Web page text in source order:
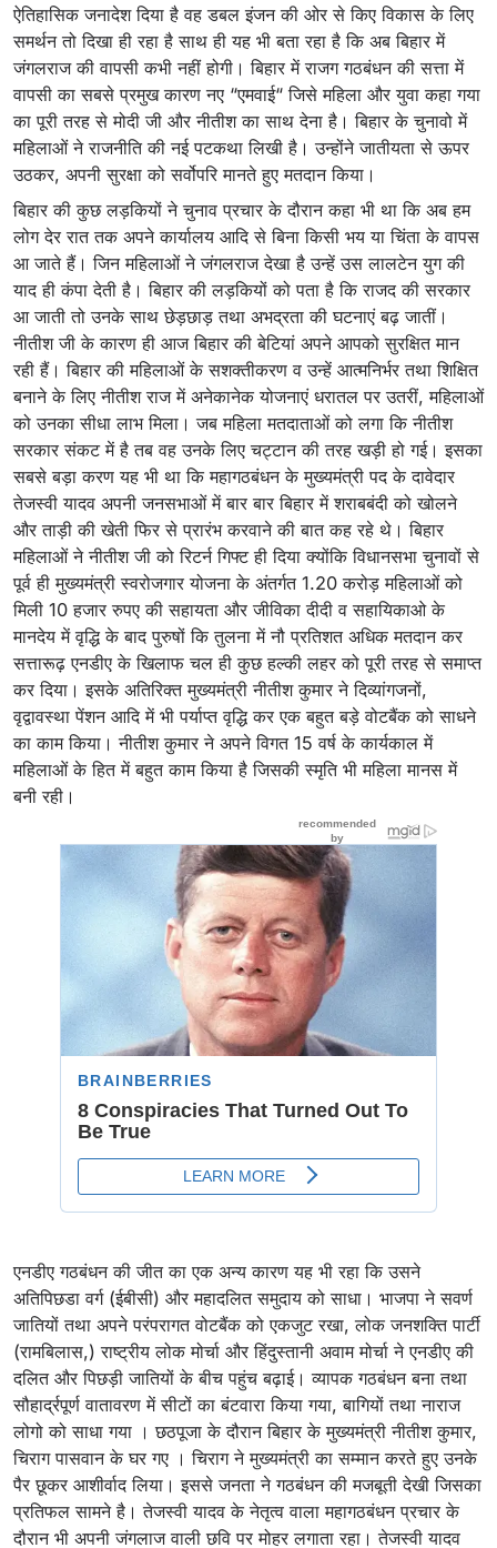
ऐतिहासिक जनादेश दिया है वह डबल इंजन की ओर से किए विकास के लिए
समर्थन तो दिखा ही रहा है साथ ही यह भी बता रहा है कि अब बिहार में
जंगलराज की वापसी कभी नहीं होगी। बिहार में राजग गठबंधन की सत्ता में
वापसी का सबसे प्रमुख कारण नए “एमवाई“ जिसे महिला और युवा कहा गया
का पूरी तरह से मोदी जी और नीतीश का साथ देना है। बिहार के चुनावो में
महिलाओं ने राजनीति की नई पटकथा लिखी है। उन्होंने जातीयता से ऊपर
उठकर, अपनी सुरक्षा को सर्वोपरि मानते हुए मतदान किया।
बिहार की कुछ लड़कियों ने चुनाव प्रचार के दौरान कहा भी था कि अब हम
लोग देर रात तक अपने कार्यालय आदि से बिना किसी भय या चिंता के वापस
आ जाते हैं। जिन महिलाओं ने जंगलराज देखा है उन्हें उस लालटेन युग की
याद ही कंपा देती है। बिहार की लड़कियों को पता है कि राजद की सरकार
आ जाती तो उनके साथ छेड़छाड़ तथा अभद्रता की घटनाएं बढ़ जातीं।
नीतीश जी के कारण ही आज बिहार की बेटियां अपने आपको सुरक्षित मान
रही हैं। बिहार की महिलाओं के सशक्तीकरण व उन्हें आत्मनिर्भर तथा शिक्षित
बनाने के लिए नीतीश राज में अनेकानेक योजनाएं धरातल पर उतरीं, महिलाओं
को उनका सीधा लाभ मिला। जब महिला मतदाताओं को लगा कि नीतीश
सरकार संकट में है तब वह उनके लिए चट्टान की तरह खड़ी हो गई। इसका
सबसे बड़ा करण यह भी था कि महागठबंधन के मुख्यमंत्री पद के दावेदार
तेजस्वी यादव अपनी जनसभाओं में बार बार बिहार में शराबबंदी को खोलने
और ताड़ी की खेती फिर से प्रारंभ करवाने की बात कह रहे थे। बिहार
महिलाओं ने नीतीश जी को रिटर्न गिफ्ट ही दिया क्योंकि विधानसभा चुनावों से
पूर्व ही मुख्यमंत्री स्वरोजगार योजना के अंतर्गत 1.20 करोड़ महिलाओं को
मिली 10 हजार रुपए की सहायता और जीविका दीदी व सहायिकाओ के
मानदेय में वृद्धि के बाद पुरुषों कि तुलना में नौ प्रतिशत अधिक मतदान कर
सत्तारूढ़ एनडीए के खिलाफ चल ही कुछ हल्की लहर को पूरी तरह से समाप्त
कर दिया। इसके अतिरिक्त मुख्यमंत्री नीतीश कुमार ने दिव्यांगजनों,
वृद्वावस्था पेंशन आदि में भी पर्याप्त वृद्धि कर एक बहुत बड़े वोटबैंक को साधने
का काम किया। नीतीश कुमार ने अपने विगत 15 वर्ष के कार्यकाल में
महिलाओं के हित में बहुत काम किया है जिसकी स्मृति भी महिला मानस में
बनी रही।
एनडीए गठबंधन की जीत का एक अन्य कारण यह भी रहा कि उसने
अतिपिछडा वर्ग (ईबीसी) और महादलित समुदाय को साधा। भाजपा ने सवर्ण
जातियों तथा अपने परंपरागत वोटबैंक को एकजुट रखा, लोक जनशक्ति पार्टी
(रामबिलास,) राष्ट्रीय लोक मोर्चा और हिंदुस्तानी अवाम मोर्चा ने एनडीए की
दलित और पिछड़ी जातियों के बीच पहुंच बढ़ाई। व्यापक गठबंधन बना तथा
सौहार्द्रपूर्ण वातावरण में सीटों का बंटवारा किया गया, बागियों तथा नाराज
लोगो को साधा गया । छठपूजा के दौरान बिहार के मुख्यमंत्री नीतीश कुमार,
चिराग पासवान के घर गए । चिराग ने मुख्यमंत्री का सम्मान करते हुए उनके
पैर छूकर आशीर्वाद लिया। इससे जनता ने गठबंधन की मजबूती देखी जिसका
प्रतिफल सामने है। तेजस्वी यादव के नेतृत्व वाला महागठबंधन प्रचार के
दौरान भी अपनी जंगलाज वाली छवि पर मोहर लगाता रहा। तेजस्वी यादव